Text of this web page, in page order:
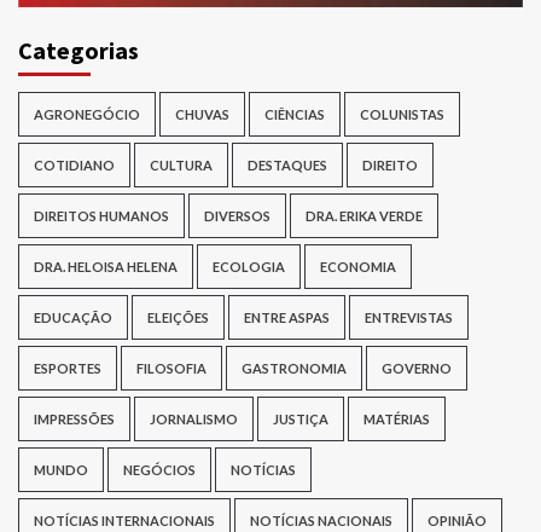
Categorias
AGRONEGÓCIO CHUVAS CIÊNCIAS COLUNISTAS
COTIDIANO CULTURA DESTAQUES DIREITO
DIREITOS HUMANOS DIVERSOS DRA. ERIKA VERDE
DRA. HELOISA HELENA ECOLOGIA ECONOMIA
EDUCAÇÃO ELEIÇÕES ENTRE ASPAS ENTREVISTAS
ESPORTES FILOSOFIA GASTRONOMIA GOVERNO
IMPRESSÕES JORNALISMO JUSTIÇA MATÉRIAS
MUNDO NEGÓCIOS NOTÍCIAS
NOTÍCIAS INTERNACIONAIS NOTÍCIAS NACIONAIS OPINIÃO